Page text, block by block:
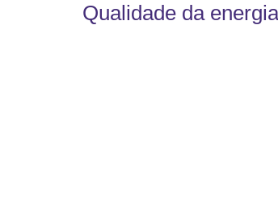
Qualidade da